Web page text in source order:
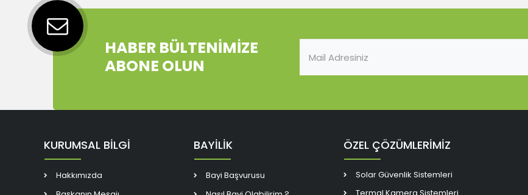
HABER BÜLTENİMİZE
ABONE OLUN
KURUMSAL BİLGİ
Hakkımızda
BAYİLİK
Bayi Başvurusu
ÖZEL ÇÖZÜMLERİMİZ
Solar Güvenlik Sistemleri